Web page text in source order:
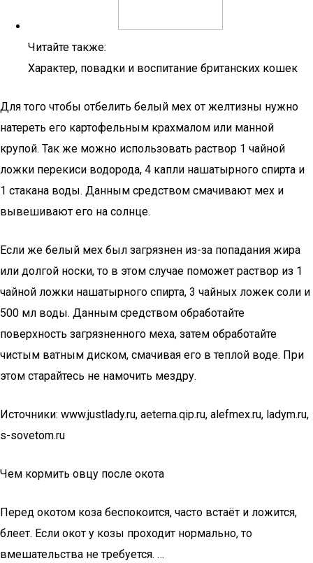
Читайте также:
Характер, повадки и воспитание британских кошек
Для того чтобы отбелить белый мех от желтизны нужно
натереть его картофельным крахмалом или манной
крупой. Так же можно использовать раствор 1 чайной
ложки перекиси водорода, 4 капли нашатырного спирта и
1 стакана воды. Данным средством смачивают мех и
вывешивают его на солнце.
Если же белый мех был загрязнен из-за попадания жира
или долгой носки, то в этом случае поможет раствор из 1
чайной ложки нашатырного спирта, 3 чайных ложек соли и
500 мл воды. Данным средством обработайте
поверхность загрязненного меха, затем обработайте
чистым ватным диском, смачивая его в теплой воде. При
этом старайтесь не намочить мездру.
Источники: www.justlady.ru, aeterna.qip.ru, alefmex.ru, ladym.ru,
s-sovetom.ru
Чем кормить овцу после окота
Перед окотом коза беспокоится, часто встаёт и ложится,
блеет. Если окот у козы проходит нормально, то
вмешательства не требуется. …